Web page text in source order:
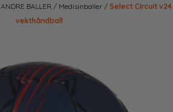
ANDRE BALLER / Medisinballer / Select Circuit v24
vekthåndball